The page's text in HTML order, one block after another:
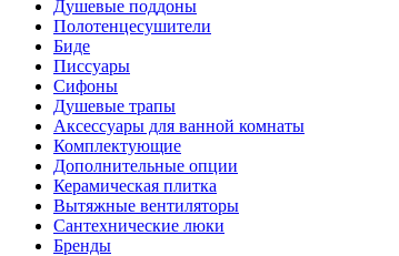
Душевые поддоны
Полотенцесушители
Биде
Писсуары
Сифоны
Душевые трапы
Аксессуары для ванной комнаты
Комплектующие
Дополнительные опции
Керамическая плитка
Вытяжные вентиляторы
Сантехнические люки
Бренды